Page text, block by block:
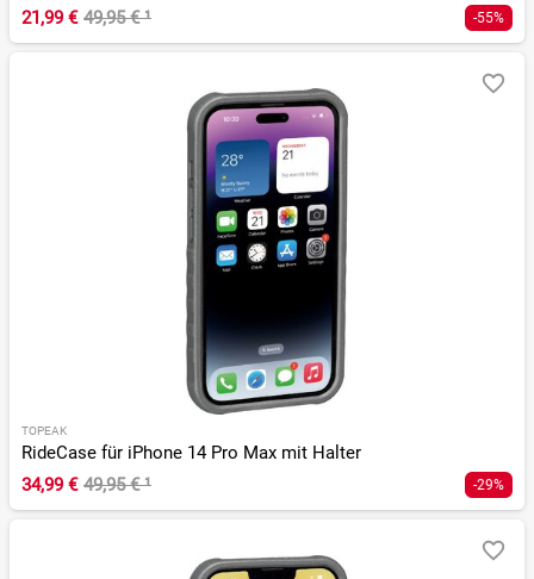
21,99 € 49,95 €¹ -55%
TOPEAK
RideCase für iPhone 14 Pro Max mit Halter
34,99 € 49,95 €¹ -29%